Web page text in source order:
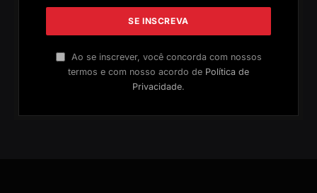
Ao se inscrever, você concorda com nossos
termos e com nosso acordo de Política de
Privacidade.